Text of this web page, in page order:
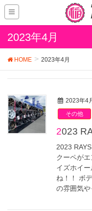
2023年4月
HOME 2023年4月
2023年4
その他
2023
2023
クーペが
イズホイ
ね！！ ボ
の雰囲気